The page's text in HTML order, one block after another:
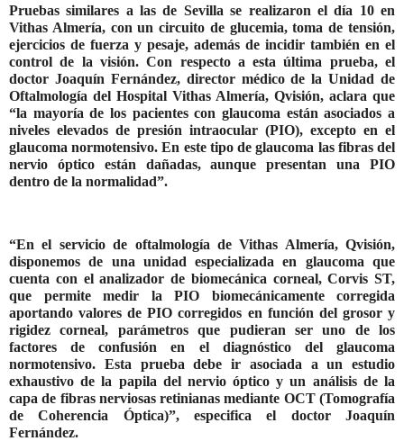
Pruebas similares a las de Sevilla se realizaron el día 10 en
Vithas Almería, con un circuito de glucemia, toma de tensión,
ejercicios de fuerza y pesaje, además de incidir también en el
control de la visión. Con respecto a esta última prueba, el
doctor Joaquín Fernández, director médico de la Unidad de
Oftalmología del Hospital Vithas Almería, Qvisión, aclara que
“la mayoría de los pacientes con glaucoma están asociados a
niveles elevados de presión intraocular (PIO), excepto en el
glaucoma normotensivo. En este tipo de glaucoma las fibras del
nervio óptico están dañadas, aunque presentan una PIO
dentro de la normalidad”.
“En el servicio de oftalmología de Vithas Almería, Qvisión,
disponemos de una unidad especializada en glaucoma que
cuenta con el analizador de biomecánica corneal, Corvis ST,
que permite medir la PIO biomecánicamente corregida
aportando valores de PIO corregidos en función del grosor y
rigidez corneal, parámetros que pudieran ser uno de los
factores de confusión en el diagnóstico del glaucoma
normotensivo. Esta prueba debe ir asociada a un estudio
exhaustivo de la papila del nervio óptico y un análisis de la
capa de fibras nerviosas retinianas mediante OCT (Tomografía
de Coherencia Óptica)”, especifica el doctor Joaquín
Fernández.